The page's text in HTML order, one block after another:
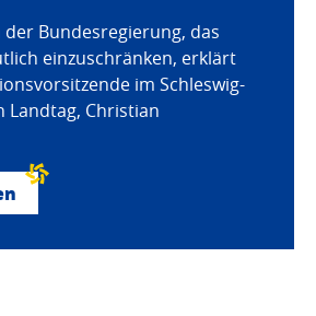
der Bundesregierung, das
einzuschränken, erklärt
im Schleswig-
Landtag, Christian